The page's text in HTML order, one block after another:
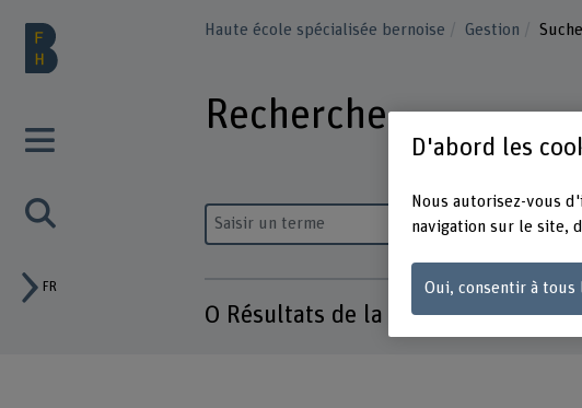
FR
Haute école spécialisée bernoise Gestion Suche
Recherche
Saisir un terme
0 Résultats de la recherche
D'abord les
Nous autorisez-vous
navigation sur le site,
Oui, consentir à tous